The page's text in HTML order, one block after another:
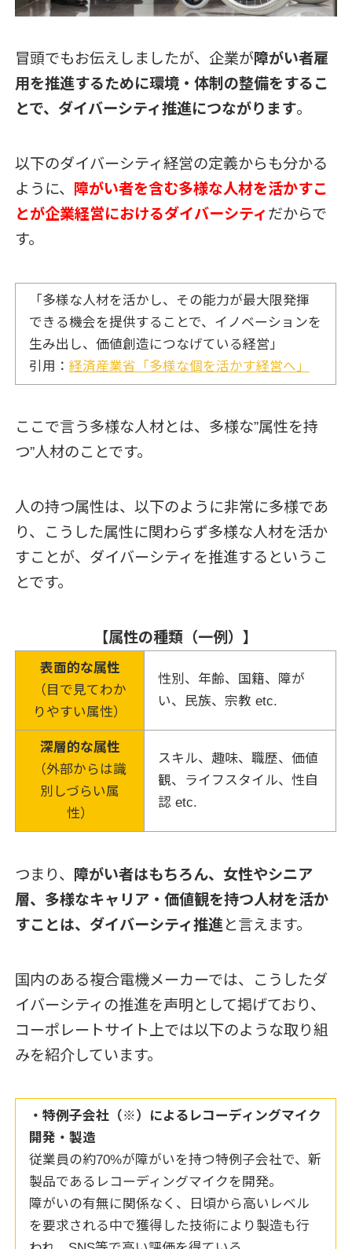
冒頭でもお伝えしましたが、企業が障がい者雇
用を推進するために環境・体制の整備をするこ
とで、ダイバーシティ推進につながります。
以下のダイバーシティ経営の定義からも分かる
ように、
障がい者を含む多様な人材を活かすこ
とが企業経営におけるダイバーシティ だからで
す。
「 多様な人材を活かし、その能力が最大限発揮
できる機会を提供することで、イノベーションを
生み出し、価値創造につなげている経営 」
引用： 経済産業省「多様な個を活かす経営へ」
ここで言う多様な人材とは、多様な”属性を持
つ”人材のことです。
人の持つ属性は、以下のように非常に多様であ
り、こうした属性に関わらず多様な人材を活か
すことが、ダイバーシティを推進するというこ
とです。
【属性の種類（一例）】
表面的な属性
（目で見てわか
りやすい属性）
性別、年齢、国籍、障が
い、民族、宗教 etc.
深層的な属性
（外部からは識
別しづらい属
性）
スキル、趣味、職歴、価値
観、ライフスタイル、性自
認 etc.
つまり、
障がい者はもちろん、女性やシニア
層、多様なキャリア・価値観を持つ人材を活か
すことは、ダイバーシティ推進と言えます。
国内のある複合電機メーカーでは、こうしたダ
イバーシティの推進を声明として掲げており、
コーポレートサイト上では以下のような取り組
みを紹介しています。
・特例子会社（※）によるレコーディングマイク
開発・製造
従業員の約70%が障がいを持つ特例子会社で、新
製品であるレコーディングマイクを開発。
障がいの有無に関係なく、日頃から高いレベル
を要求される中で獲得した技術により製造も行